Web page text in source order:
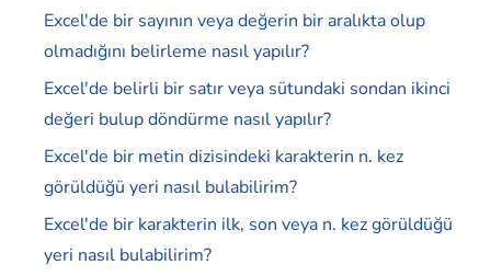
Excel'de bir sayının veya değerin bir aralıkta olup
olmadığını belirleme nasıl yapılır?
Excel'de belirli bir satır veya sütundaki sondan ikinci
değeri bulup döndürme nasıl yapılır?
Excel'de bir metin dizisindeki karakterin n. kez
görüldüğü yeri nasıl bulabilirim?
Excel'de bir karakterin ilk, son veya n. kez görüldüğü
yeri nasıl bulabilirim?